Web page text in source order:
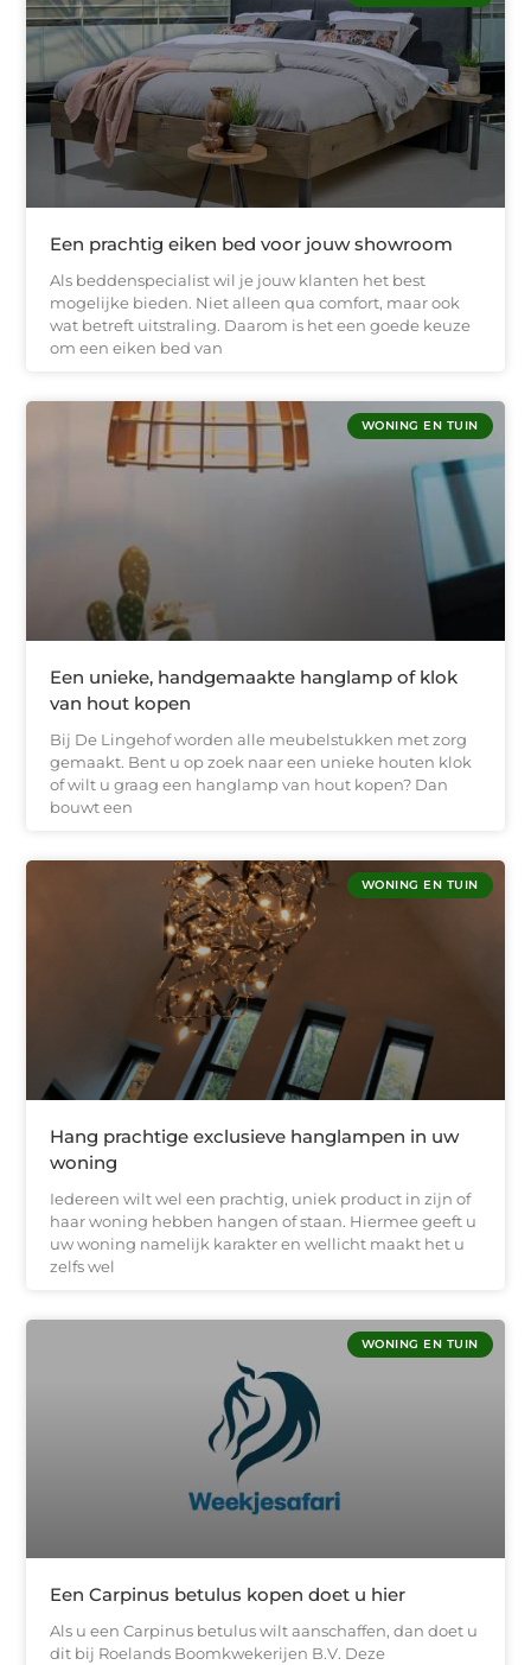
Een prachtig eiken bed voor jouw showroom
Als beddenspecialist wil je jouw klanten het best
mogelijke bieden. Niet alleen qua comfort, maar ook
wat betreft uitstraling. Daarom is het een goede keuze
om een eiken bed van
WONING EN TUIN
Een unieke, handgemaakte hanglamp of klok
van hout kopen
Bij De Lingehof worden alle meubelstukken met zorg
gemaakt. Bent u op zoek naar een unieke houten klok
of wilt u graag een hanglamp van hout kopen? Dan
bouwt een
WONING EN TUIN
Hang prachtige exclusieve hanglampen in uw
woning
Iedereen wilt wel een prachtig, uniek product in zijn of
haar woning hebben hangen of staan. Hiermee geeft u
uw woning namelijk karakter en wellicht maakt het u
zelfs wel
WONING EN TUIN
Een Carpinus betulus kopen doet u hier
Als u een Carpinus betulus wilt aanschaffen, dan doet u
dit bij Roelands Boomkwekerijen B.V. Deze